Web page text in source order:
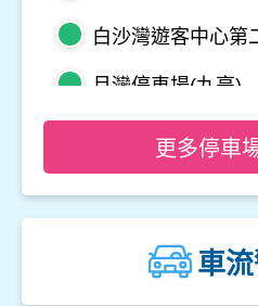
白沙灣遊客中心第
月灣停車場(九亭)
野柳地質公園停車
觀音山遊客中心停
更多停車
車